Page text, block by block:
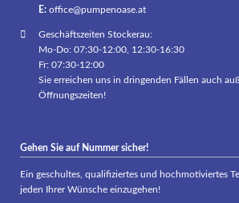
E: office@pumpenoase.at
Geschäftszeiten Stockerau:
Mo-Do: 07:30-12:00, 12:30-16:30
Fr: 07:30-12:00
Sie erreichen uns in dringenden Fällen auch
Öffnungszeiten!
Gehen Sie auf Nummer sicher!
Ein geschultes, qualifiziertes und hochmotiviertes
jeden Ihrer Wünsche einzugehen!